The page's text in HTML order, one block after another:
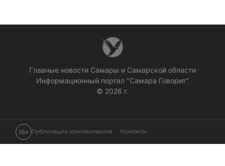
Главные новости Самары и Самарской области
Информационный портал "Самара Говорит"
© 2026 г.
16+ Публикация комментариев Контакты